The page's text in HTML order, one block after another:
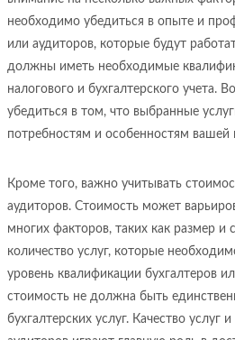
необходимо убедиться в опыте и
или аудиторов, которые будут
должны иметь необходимые
налогового и бухгалтерского учета.
убедиться в том, что выбранные
потребностям и особенностям вашей
Кроме того, важно учитывать
аудиторов. Стоимость может
многих факторов, таких как размер и
количество услуг, которые
уровень квалификации бухгалтеров
стоимость не должна быть
бухгалтерских услуг. Качество услуг